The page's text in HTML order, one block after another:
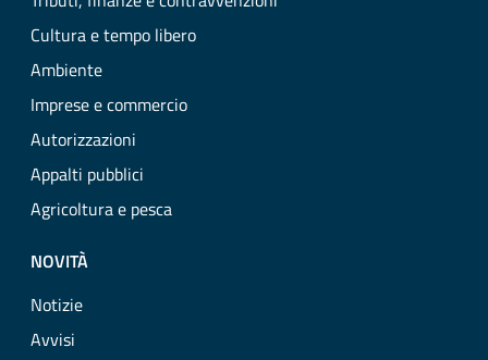
Cultura e tempo libero
Ambiente
Imprese e commercio
Autorizzazioni
Appalti pubblici
Agricoltura e pesca
NOVITÀ
Notizie
Avvisi